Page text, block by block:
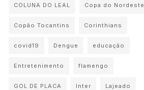
COLUNA DO LEAL Copa do Nordeste
Copão Tocantins Corinthians
covid19 Dengue educação
Entretenimento flamengo
GOL DE PLACA Inter Lajeado